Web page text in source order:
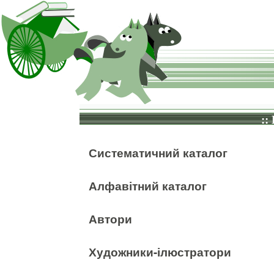
::
Систематичний каталог
Алфавітний каталог
Автори
Художники-ілюстратори